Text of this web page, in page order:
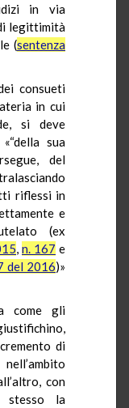
in via
legittimità
(sentenza
consueti
in cui
si deve
sua
del
riflessi in
e
(ex
, n. 167 e
del 2016)»
come gli
di
con
stesso la